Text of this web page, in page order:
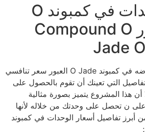
أسعار الوحدات في كمبوند O
Jade العبور Compound O
Jade
إن السعر الذي تم عرضه في كمبوند O Jade العبور سعر تنافسي
التي تعينك أن تقوم بالحصول على
أن هذا المشروع يتميز بصورة مثالية
على ن تحصل على وحدتك من خلاله لأنها
أبرز تفاصيل أسعار الوحدات في كمبوند